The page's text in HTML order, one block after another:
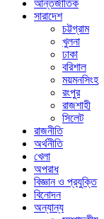
আন্তর্জাতিক
সারাদেশ
চট্টগ্রাম
খুলনা
ঢাকা
বরিশাল
ময়মনসিংহ
রংপুর
রাজশাহী
সিলেট
রাজনীতি
অর্থনীতি
খেলা
অপরাধ
বিজ্ঞান ও প্রযুক্তি
বিনোদন
অন্যান্য